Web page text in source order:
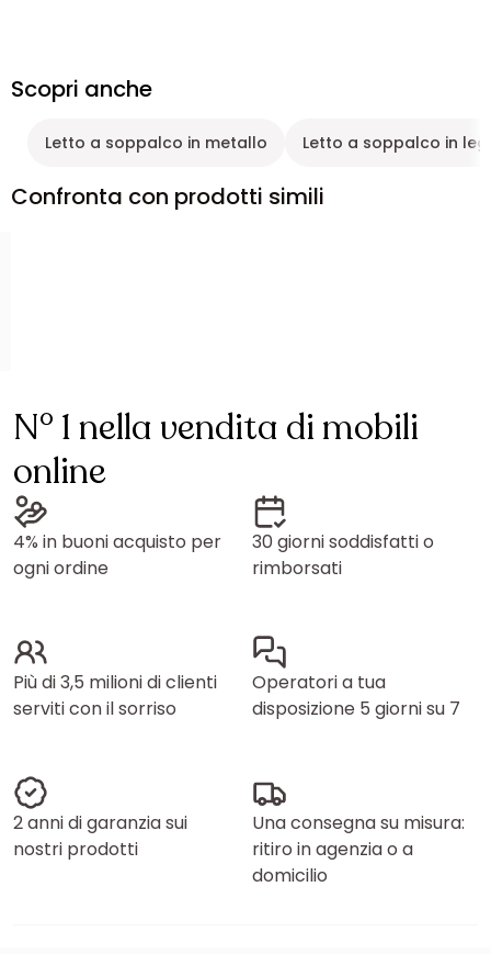
Scopri anche
Letto a soppalco in metallo Letto a soppalco in
Confronta con prodotti simili
N° 1 nella vendita di mobili
online
4% in buoni acquisto per
ogni ordine
30 giorni soddisfatti o
rimborsati
Più di 3,5 milioni di clienti
serviti con il sorriso
Operatori a tua
disposizione 5 giorni su 7
2 anni di garanzia sui
nostri prodotti
Una consegna su misura:
ritiro in agenzia o a
domicilio